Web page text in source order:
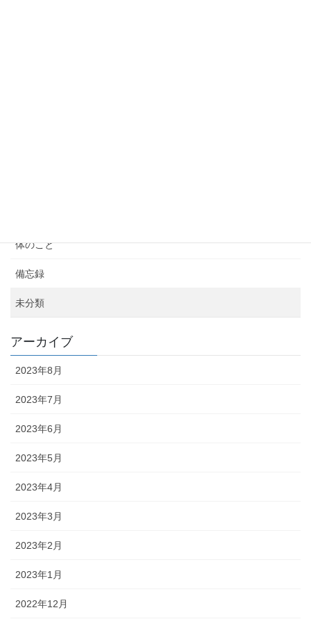
体のこと
備忘録
未分類
アーカイブ
2023年8月
2023年7月
2023年6月
2023年5月
2023年4月
2023年3月
2023年2月
2023年1月
2022年12月